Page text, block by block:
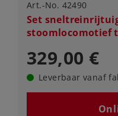
Art.-No. 42490
Set
stoomlocomotief
329,00 €
Leverbaar vanaf